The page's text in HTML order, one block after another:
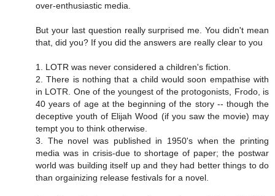
over-enthusiastic media.
But your last question really surprised me. You didn't mean
that, did you? If you did the answers are really clear to you
1. LOTR was never considered a children's fiction.
2. There is nothing that a child would soon empathise with
in LOTR. One of the youngest of the protogonists, Frodo, is
40 years of age at the beginning of the story -- though the
deceptive youth of Elijah Wood (if you saw the movie) may
tempt you to think otherwise.
3. The novel was published in 1950's when the printing
media was in crisis-due to shortage of paper; the postwar
world was building itself up and they had better things to do
than orgainizing release festivals for a novel.